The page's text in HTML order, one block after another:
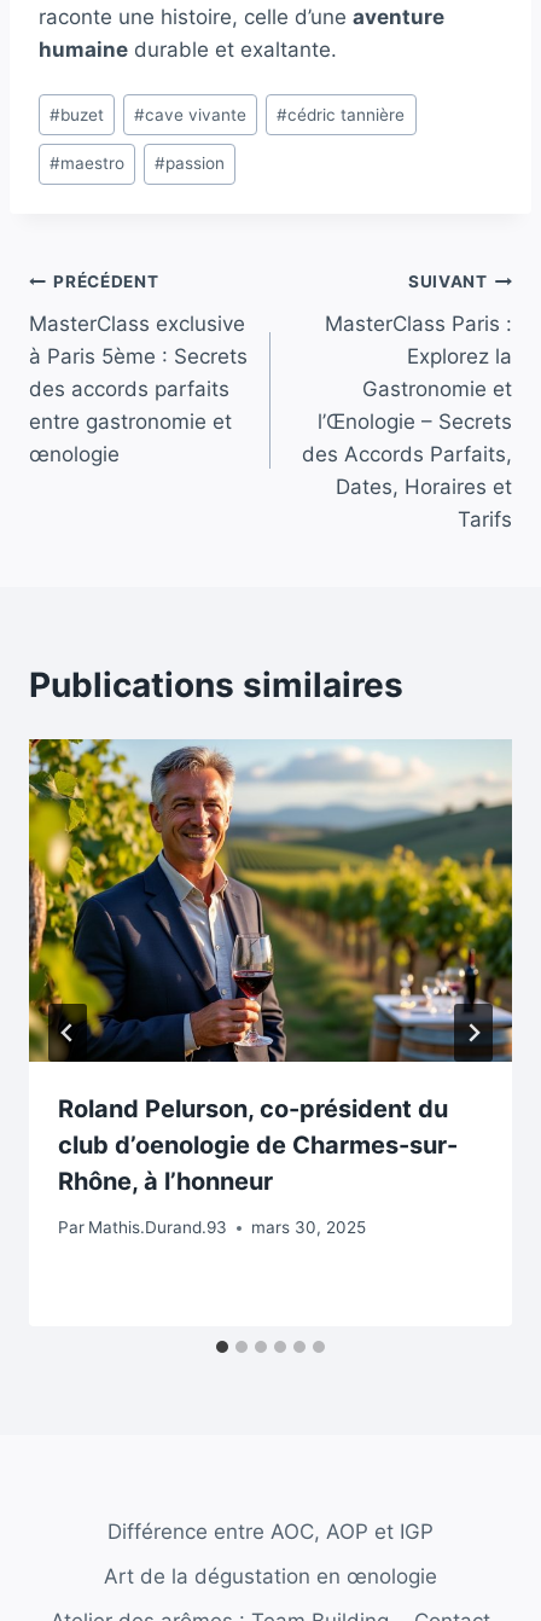
raconte une histoire, celle d’une aventure
humaine durable et exaltante.
Étiquettes
de
la
#buzet #cave vivante #cédric tannière
#maestro #passion
Navigation
de
l’article
PRÉCÉDENT
MasterClass exclusive
à Paris 5ème : Secrets
des accords parfaits
entre gastronomie et
œnologie
SUIVANT
MasterClass Paris :
Explorez la
Gastronomie et
l’Œnologie – Secrets
des Accords Parfaits,
Dates, Horaires et
Tarifs
Publications similaires
Roland Pelurson, co-président du
club d’oenologie de Charmes-sur-
Rhône, à l’honneur
Par Mathis.Durand.93 mars 30, 2025
Différence entre AOC, AOP et IGP
Art de la dégustation en œnologie